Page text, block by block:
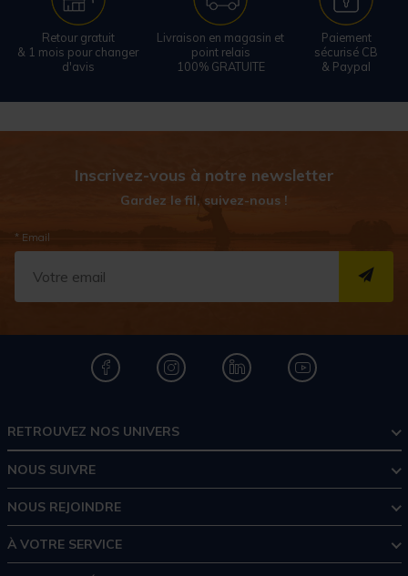
Retour gratuit
& 1 mois pour changer
d'avis
Livraison en magasin et
point relais
100% GRATUITE
Paiement
sécurisé CB
& Paypal
Inscrivez-vous à notre newsletter
Gardez le fil, suivez-nous !
* Email
RETROUVEZ NOS UNIVERS
NOUS SUIVRE
NOUS REJOINDRE
À VOTRE SERVICE